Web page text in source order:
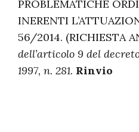
PROBLEMATICHE
INERENTI
56/2014. (RICHIESTA
dell’articolo 9 del
1997, n. 281. Rinvio